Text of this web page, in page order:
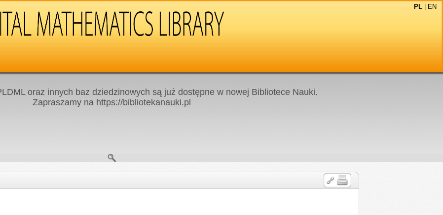
PL EN
oraz innych baz dziedzinowych są już dostępne w nowej Bibliotece Nauki.
Zapraszamy na https://bibliotekanauki.pl